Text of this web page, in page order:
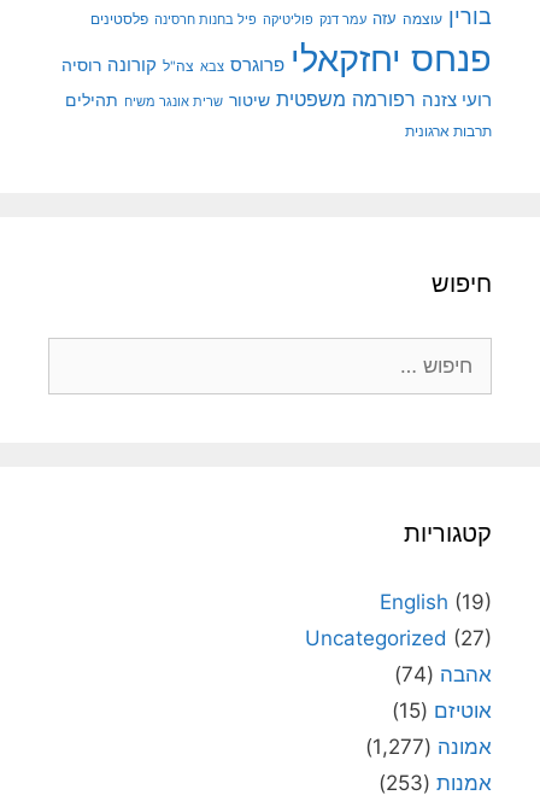
בורין עוצמה עזה עמר דנק פוליטיקה פיל בחנות חרסינה פלסטינים
פנחס יחזקאלי פרוגרס צבא צה"ל קורונה רוסיה
רועי צזנה רפורמה משפטית שיטור שרית אונגר משיח תהילים
תרבות ארגונית
חיפוש
קטגוריות
English (19)
Uncategorized (27)
אהבה (74)
אוטיזם (15)
אמונה (1,277)
אמנות (253)